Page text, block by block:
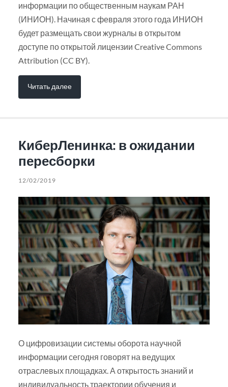
информации по общественным наукам РАН
(ИНИОН). Начиная с февраля этого года ИНИОН
будет размещать свои журналы в открытом
доступе по открытой лицензии Creative Commons
Attribution (CC BY).
Читать далее
КиберЛенинка: в ожидании
пересборки
12/02/2019
О цифровизации системы оборота научной
информации сегодня говорят на ведущих
отраслевых площадках. А открытость знаний и
индивидуальность траектории обучения и